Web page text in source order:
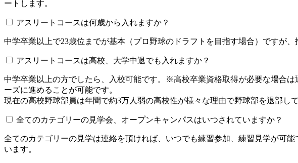
ートします。
アスリートコースは何歳から入れますか？
中学卒業以上で23歳位までが基本（プロ野球のドラフトを目指す場合）ですが
アスリートコースは高校、大学中退でも入れますか？
中学卒業以上の方でしたら、入校可能です。※高校卒業資格取得が必要な場合
ーズに進めることが可能です。
現在の高校野球部員は年間で約3万人弱の高校性が様々な理由で野球部を退部
全てのカテゴリーの見学会、オープンキャンパスはいつされていますか？​​​​​
全てのカテゴリーの見学は連絡を頂ければ、いつでも練習参加、練習見学が可
います。